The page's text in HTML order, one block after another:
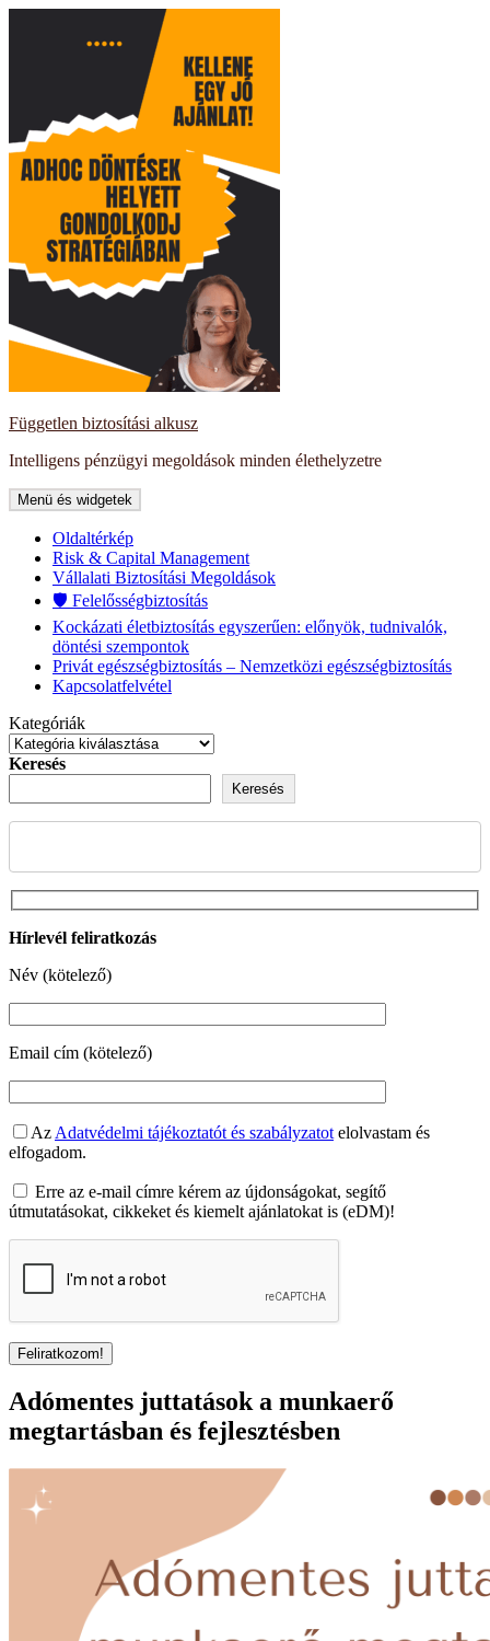
Független biztosítási alkusz
Intelligens pénzügyi megoldások minden élethelyzetre
Menü és widgetek
Oldaltérkép
Risk & Capital Management
Vállalati Biztosítási Megoldások
🛡️ Felelősségbiztosítás
Kockázati életbiztosítás egyszerűen: előnyök, tudnivalók,
döntési szempontok
Privát egészségbiztosítás – Nemzetközi egészségbiztosítás
Kapcsolatfelvétel
Kategóriák
Keresés
Keresés
Hírlevél feliratkozás
Név (kötelező)
Email cím (kötelező)
Az Adatvédelmi tájékoztatót és szabályzatot elolvastam és
elfogadom.
Erre az e-mail címre kérem az újdonságokat, segítő
útmutatásokat, cikkeket és kiemelt ajánlatokat is (eDM)!
Adómentes juttatások a munkaerő
megtartásban és fejlesztésben